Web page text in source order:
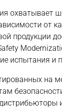
охватывает
от
продукции
испытания и
на